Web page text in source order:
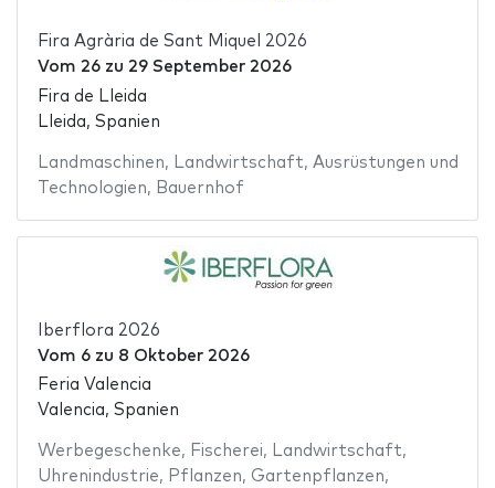
Fira Agrària de Sant Miquel 2026
Vom 26zu 29 September 2026
Fira de Lleida
Lleida, Spanien
Landmaschinen, Landwirtschaft, Ausrüstungen und
Technologien, Bauernhof
Iberflora 2026
Vom 6zu 8 Oktober 2026
Feria Valencia
Valencia, Spanien
Werbegeschenke, Fischerei, Landwirtschaft,
Uhrenindustrie, Pflanzen, Gartenpflanzen,